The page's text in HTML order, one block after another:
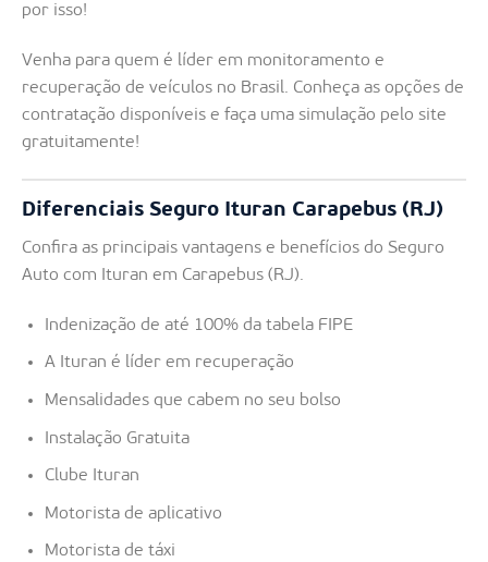
por isso!
Venha para quem é líder em monitoramento e
recuperação de veículos no Brasil. Conheça as opções de
contratação disponíveis e faça uma simulação pelo site
gratuitamente!
Diferenciais Seguro Ituran Carapebus (RJ)
Confira as principais vantagens e benefícios do Seguro
Auto com Ituran em Carapebus (RJ).
Indenização de até 100% da tabela FIPE
A Ituran é líder em recuperação
Mensalidades que cabem no seu bolso
Instalação Gratuita
Clube Ituran
Motorista de aplicativo
Motorista de táxi